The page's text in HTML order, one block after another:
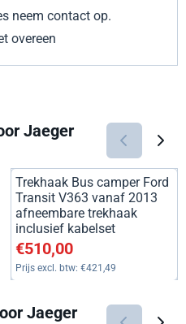
neem contact op.
overeen
Jaeger
Trekhaak Bus camper Ford
Transit V363 vanaf 2013
afneembare trekhaak
inclusief kabelset
Prijs: 510,00, exclusief btw:
€510,00
Prijs excl. btw: €421,49
Jaeger